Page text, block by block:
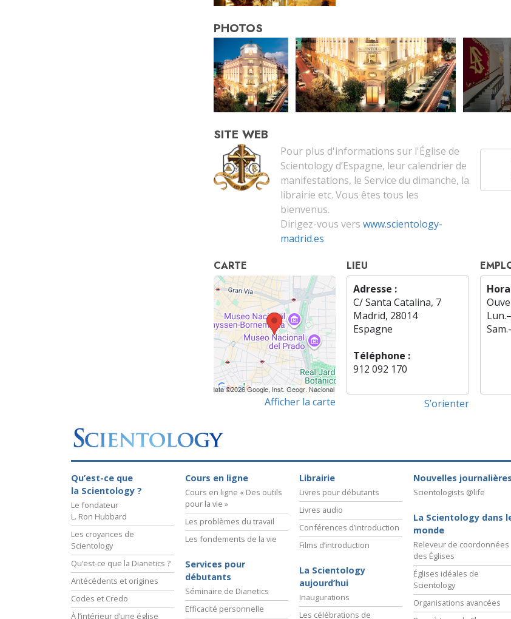
PHOTOS
SITE WEB
Pour plus d'informations sur l'Église de
Scientology d’Espagne, leur calendrier de
manifestations, le Service du dimanche, la
librairie etc. Vous êtes tous les
bienvenus.
Dirigez-vous vers www.scientology-
madrid.es
CARTE
Afficher la carte
LIEU
Adresse :
C/ Santa Catalina, 7
Madrid, 28014
Espagne
Téléphone :
912 092 170
S’orienter
Lun.–
Sam.
Qu’est-ce que
la Scientology ?
Le fondateur
L. Ron Hubbard
Les croyances de
Scientology
Qu’est-ce que la Dianetics ?
Antécédents et origines
Codes et Credo
À l’intérieur d’une église
Cours en ligne
Cours en ligne « Des outils
pour la vie »
Les problèmes du travail
Les fondements de la vie
Services pour
débutants
Séminaire de Dianetics
Efficacité personnelle
Librairie
Livres pour débutants
Livres audio
Conférences d’introduction
Films d’introduction
La Scientology
aujourd’hui
Inaugurations
Les célébrations de
Nouvelles journalières
Scientologists @life
La Scientology dans
monde
Releveur de coordonnées
des Églises
Églises idéales de
Scientology
Organisations avancées